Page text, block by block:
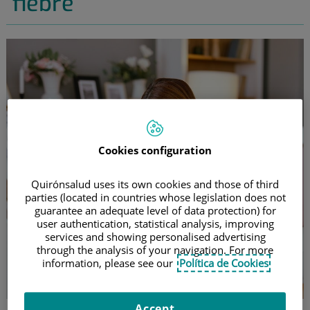
Cookies configuration
Quirónsalud uses its own cookies and those of third
parties (located in countries whose legislation does not
guarantee an adequate level of data protection) for
user authentication, statistical analysis, improving
services and showing personalised advertising
through the analysis of your navigation. For more
information, please see our Política de Cookies